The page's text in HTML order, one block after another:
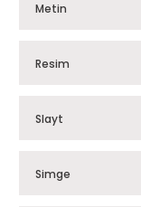
Metin
Resim
Slayt
Simge